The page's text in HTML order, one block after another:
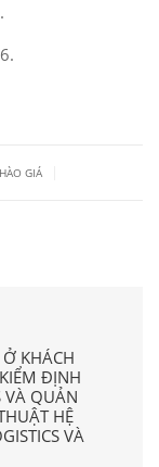
GIÁ
KHÁCH
ĐỊNH
VÀ QUẢN
HỆ
VÀ